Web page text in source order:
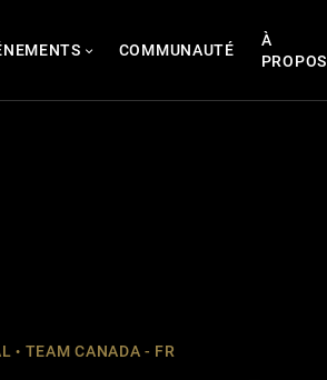
COMMUNAUTÉ
À
PROPOS
TEAM CANADA - FR